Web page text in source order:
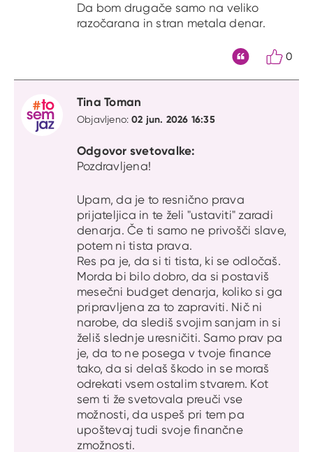
Da bom drugače samo na veliko
razočarana in stran metala denar.
0
Tina Toman
Objavljeno:02 jun. 2026 16:35
Odgovor svetovalke:
Pozdravljena!
Upam, da je to resnično prava
prijateljica in te želi "ustaviti" zaradi
denarja. Če ti samo ne privošči slave,
potem ni tista prava.
Res pa je, da si ti tista, ki se odločaš.
Morda bi bilo dobro, da si postaviš
mesečni budget denarja, koliko si ga
pripravljena za to zapraviti. Nič ni
narobe, da slediš svojim sanjam in si
želiš slednje uresničiti. Samo prav pa
je, da to ne posega v tvoje finance
tako, da si delaš škodo in se moraš
odrekati vsem ostalim stvarem. Kot
sem ti že svetovala preuči vse
možnosti, da uspeš pri tem pa
upoštevaj tudi svoje finančne
zmožnosti.